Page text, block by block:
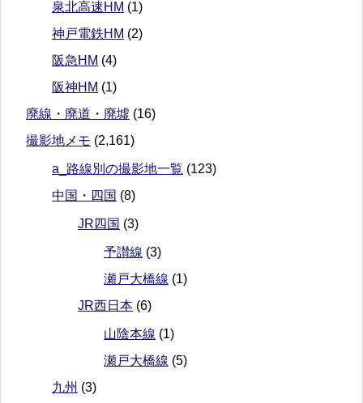
泉北高速HM (1)
神戸電鉄HM (2)
阪急HM (4)
阪神HM (1)
廃線・廃道・廃墟 (16)
撮影地メモ (2,161)
a_路線別の撮影地一覧 (123)
中国・四国 (8)
JR四国 (3)
予讃線 (3)
瀬戸大橋線 (1)
JR西日本 (6)
山陰本線 (1)
瀬戸大橋線 (5)
九州 (3)